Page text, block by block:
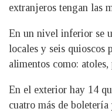
extranjeros tengan las
En un nivel inferior se
locales y seis quioscos
alimentos como:
En el exterior hay 14
cuatro más de